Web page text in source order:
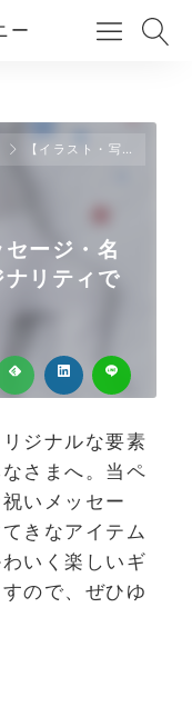
ー
【イラスト・写真・メッセージ・名入れの出産祝い】オリジナリティで値打ちアップ
セージ・名
ナリティで
ジナルな要素
さまへ。当ペ
いメッセー
きなアイテム
いく楽しいギ
ので、ぜひゆ